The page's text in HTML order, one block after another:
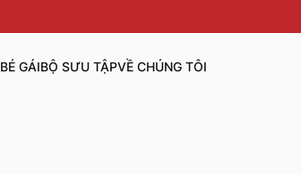
BÉ GÁIBỘ SƯU TẬPVỀ CHÚNG TÔI